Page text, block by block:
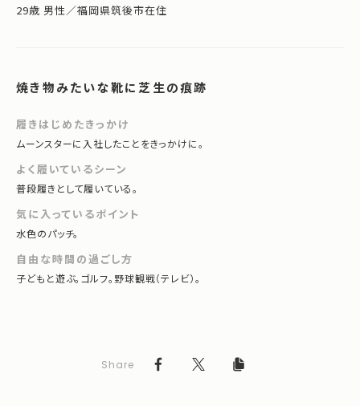
29歳 男性／福岡県筑後市在住
焼き物みたいな靴に芝生の痕跡
履きはじめたきっかけ
ムーンスターに入社したことをきっかけに。
よく履いているシーン
普段履きとして履いている。
気に入っているポイント
水色のパッチ。
自由な時間の過ごし方
子どもと遊ぶ。ゴルフ。野球観戦（テレビ）。
Share